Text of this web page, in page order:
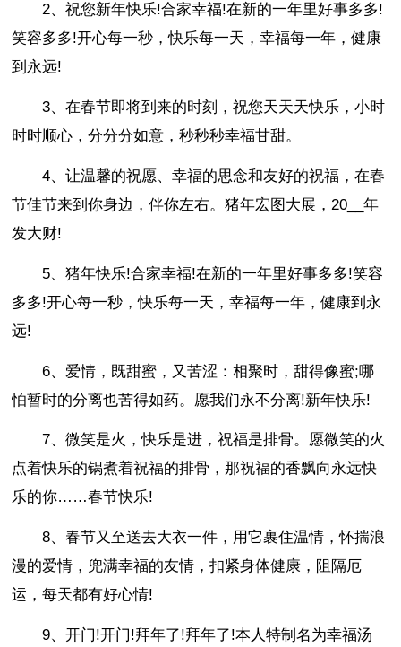
2、祝您新年快乐!合家幸福!在新的一年里好事多多!
笑容多多!开心每一秒，快乐每一天，幸福每一年，健康
到永远!
3、在春节即将到来的时刻，祝您天天天快乐，小时
时时顺心，分分分如意，秒秒秒幸福甘甜。
4、让温馨的祝愿、幸福的思念和友好的祝福，在春
节佳节来到你身边，伴你左右。猪年宏图大展，20__年
发大财!
5、猪年快乐!合家幸福!在新的一年里好事多多!笑容
多多!开心每一秒，快乐每一天，幸福每一年，健康到永
远!
6、爱情，既甜蜜，又苦涩：相聚时，甜得像蜜;哪
怕暂时的分离也苦得如药。愿我们永不分离!新年快乐!
7、微笑是火，快乐是进，祝福是排骨。愿微笑的火
点着快乐的锅煮着祝福的排骨，那祝福的香飘向永远快
乐的你……春节快乐!
8、春节又至送去大衣一件，用它裹住温情，怀揣浪
漫的爱情，兜满幸福的友情，扣紧身体健康，阻隔厄
运，每天都有好心情!
9、开门!开门!拜年了!拜年了!本人特制名为幸福汤